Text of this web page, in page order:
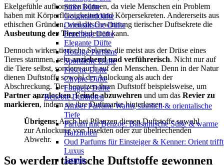
Süße Düfte
Gourmanddüfte
Orientalische Düfte
Fruchtige Düfte
Elegante Düfte
Holzige Parfums
Sportliche Düfte
Frische Düfte
Chypre Düfte
Fougere Düfte
Beliebte Duftnoten
Amber Parfum: Warm, sinnlich & orientalische
Tiefe
Parfum mit Benzoe: Balsamische Süße & warme
Harznoten
Oud Parfums für Einsteiger & Kenner: Orient trifft
Luxus
Jasmin
Ekelgefühle aufkommen können, da viele Menschen ein Problem
haben mit Körperflüssigkeiten und Körpersekreten. Andererseits aus
ethischen Gründen, weil die Gewinnung tierischer Duftsekrete die
Ausbeutung der Tierebedeuten kann.
Dennoch wirken tierische Sekrete, die meist aus der Drüse eines
Tieres stammen, sehranziehend und verführerisch. Nicht nur auf
die Tiere selbst, sondern auch auf den Menschen. Denn in der Natur
dienen Duftstoffe sowohl der Anlockung als auch der
Abschreckung. Tier benutzen ihren Duftstoff beispielsweise, um
Partner anzulocken,Feinde abzuwehren und um das Revier zu
markieren, indem sie ihre Duftmarke hinterlassen.
Übrigens:Auch bei Pflanzen dienen Duftstoffe sowohl
zur Anlockung von Insekten oder zur übelriechenden
Abwehr.
So werden tierische Duftstoffe gewonnen